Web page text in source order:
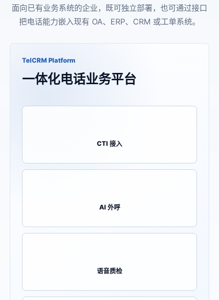
面向已有业务系统的企业，既可独立部署，也可通过接口
把电话能力嵌入现有 OA、ERP、CRM 或工单系统。
TelCRM Platform
一体化电话业务平台
CTI 接入
AI 外呼
语音质检